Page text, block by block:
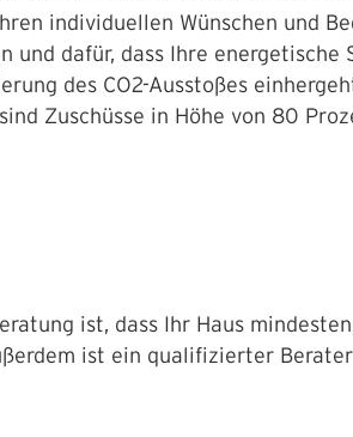
individuellen Wünschen und
und dafür, dass Ihre
des CO2-Ausstoßes
Zuschüsse in Höhe von 80
ist, dass Ihr Haus
ist ein qualifizierter